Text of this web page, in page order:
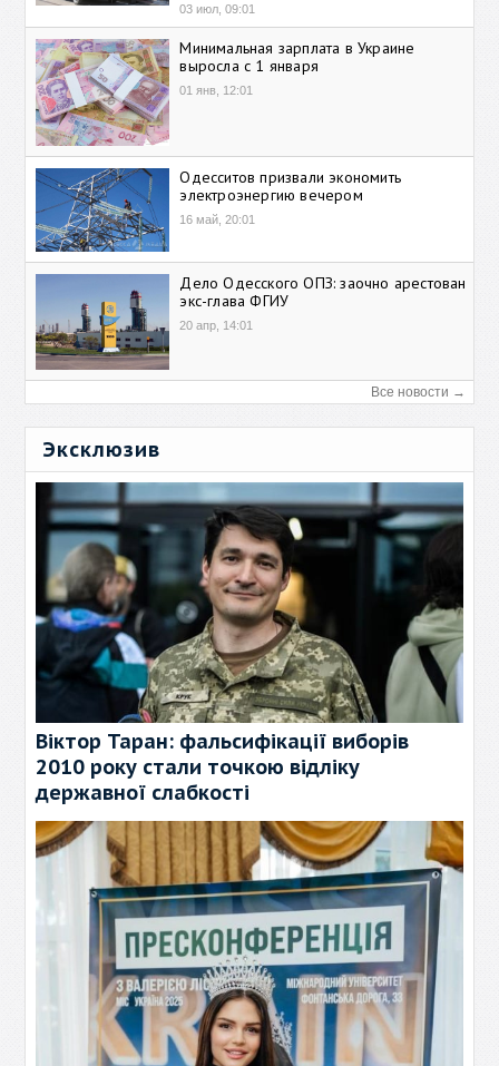
03 июл, 09:01
Минимальная зарплата в Украине
выросла с 1 января
01 янв, 12:01
Одесситов призвали экономить
электроэнергию вечером
16 май, 20:01
Дело Одесского ОПЗ: заочно арестован
экс-глава ФГИУ
20 апр, 14:01
Все новости →
Эксклюзив
Віктор Таран: фальсифікації виборів
2010 року стали точкою відліку
державної слабкості